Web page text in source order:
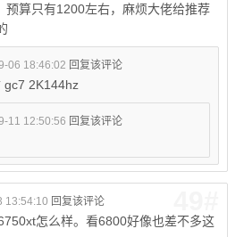
预算只有1200左右，麻烦大佬给推荐
06 18:46:02 回复该评论
gc7 2K144hz
11 12:50:56 回复该评论
13:54:10 回复该评论
怎么样。看6800好像也差不多这